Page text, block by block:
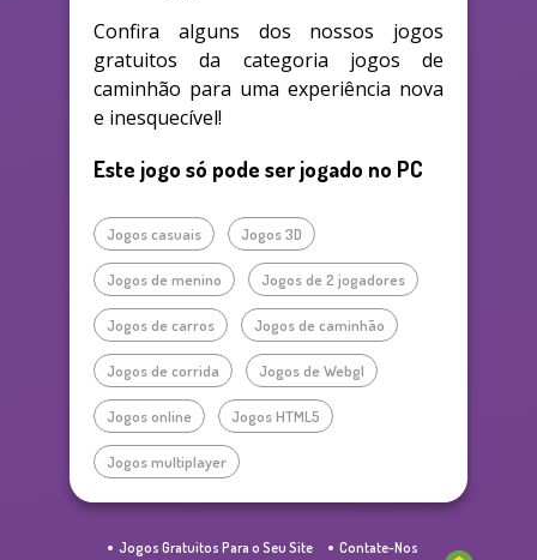
Confira alguns dos nossos jogos
gratuitos da categoria jogos de
caminhão para uma experiência nova
e inesquecível!
Este jogo só pode ser jogado no PC
Jogos casuais Jogos 3D
Jogos de menino Jogos de 2 jogadores
Jogos de carros Jogos de caminhão
Jogos de corrida Jogos de Webgl
Jogos online Jogos HTML5
Jogos multiplayer
Jogos Gratuitos Para o Seu Site
Contate-Nos